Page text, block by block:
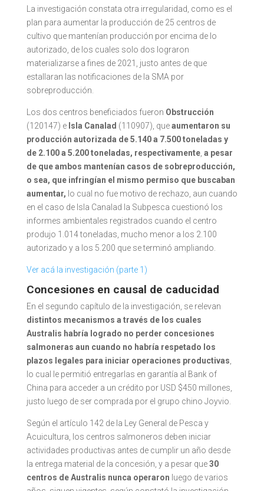
La investigación constata otra irregularidad, como es el
plan para aumentar la producción de 25 centros de
cultivo que mantenían producción por encima de lo
autorizado, de los cuales solo dos lograron
materializarse a fines de 2021, justo antes de que
estallaran las notificaciones de la SMA por
sobreproducción.
Los dos centros beneficiados fueron Obstrucción
(120147) e Isla Canalad (110907), queaumentaron su
producción autorizada de 5.140 a 7.500 toneladas y
de 2.100 a 5.200 toneladas, respectivamente, a pesar
de que ambos mantenían casos de sobreproducción,
o sea, que infringían el mismo permiso que buscaban
aumentar, lo cual no fue motivo de rechazo, aun cuando
en el caso de Isla Canalad la Subpesca cuestionó los
informes ambientales registrados cuando el centro
produjo 1.014 toneladas, mucho menor a los 2.100
autorizado y a los 5.200 que se terminó ampliando.
Ver acá la investigación (parte 1)
Concesiones en causal de caducidad
En el segundo capítulo de la investigación, se relevan
distintos mecanismos a través de los cuales
Australis habría logrado no perder concesiones
salmoneras aun cuando no habría respetado los
plazos legales para iniciar operaciones productivas,
lo cual le permitió entregarlas en garantía al Bank of
China para acceder a un crédito por USD $450 millones,
justo luego de ser comprada por el grupo chino Joyvio.
Según el artículo 142 de la Ley General de Pesca y
Acuicultura, los centros salmoneros deben iniciar
actividades productivas antes de cumplir un año desde
la entrega material de la concesión, y a pesar que30
centros de Australis nunca operaron luego de varios